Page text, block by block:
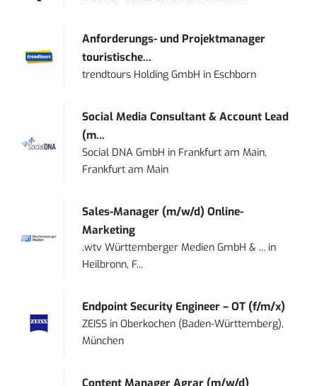
Anforderungs- und Projektmanager
touristische...
trendtours Holding GmbH in Eschborn
Social Media Consultant & Account Lead
(m...
Social DNA GmbH in Frankfurt am Main,
Frankfurt am Main
Sales-Manager (m/w/d) Online-
Marketing
.wtv Württemberger Medien GmbH & ... in
Heilbronn, F...
Endpoint Security Engineer – OT (f/m/x)
ZEISS inOberkochen (Baden-Württemberg),
München